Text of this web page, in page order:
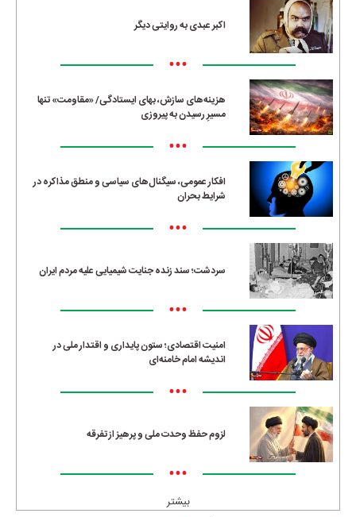
اکبر عبدی به روایتی دیگر
•••
هزینه‌های سازش، بهای ایستادگی/ «مقاومت» تنها
مسیرِ رسیدن به پیروزی
•••
افکار عمومی، سیگنال‌های سیاسی و منطق مذاکره در
شرایط بحران
•••
سردشت؛ سند زنده جنایت شیمیایی علیه مردم ایران
•••
امنیت اقتصادی؛ ستون پایداری و اقتدار ملی در
اندیشه امام خامنه‌ای
•••
لزوم حفظ وحدت ملی و پرهیز از تفرقه
•••
بیشتر